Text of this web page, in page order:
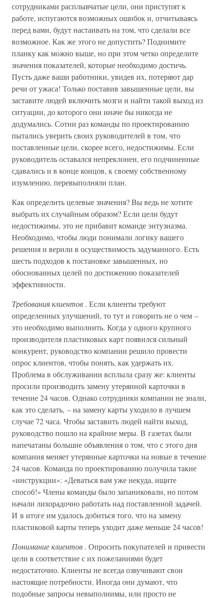
сотрудниками расплывчатые цели, они приступят к
работе, испугаются возможных ошибок и, отчитываясь
перед вами, будут настаивать на том, что сделали все
возможное. Как же этого не допустить? Поднимите
планку как можно выше, но при этом четко определите
значения показателей, которые необходимо достичь.
Пусть даже ваши работники, увидев их, потеряют дар
речи от ужаса! Только поставив завышенные цели, вы
заставите людей включить мозги и найти такой выход из
ситуации, до которого они иначе бы никогда не
додумались. Сотни раз команды по проектированию
пытались уверить своих руководителей в том, что
поставленные цели, скорее всего, недостижимы. Если
руководитель оставался непреклонен, его подчиненные
сдавались и в конце концов, к своему собственному
изумлению, перевыполняли план.
Как определить целевые значения? Вы ведь не хотите
выбрать их случайным образом? Если цели будут
недостижимы, это не прибавит команде энтузиазма.
Необходимо, чтобы люди понимали логику вашего
решения и верили в осуществимость задуманного. Есть
шесть подходов к постановке завышенных, но
обоснованных целей по достижению показателей
эффективности.
Требования клиентов . Если клиенты требуют
определенных улучшений, то тут и говорить не о чем –
это необходимо выполнить. Когда у одного крупного
производителя пластиковых карт появился сильный
конкурент, руководство компании решило провести
опрос клиентов, чтобы понять, как удержать их.
Проблема в обслуживании всплыла сразу же: клиенты
просили производить замену утерянной карточки в
течение 24 часов. Однако сотрудники компании не знали,
как это сделать, – на замену карты уходило в лучшем
случае 72 часа. Чтобы заставить людей найти выход,
руководство пошло на крайние меры. В газетах были
напечатаны большие объявления о том, что с этого дня
компания меняет утерянные карточки на новые в течение
24 часов. Команда по проектированию получила такие
«инструкции»: «Деваться вам уже некуда, ищите
способ!» Члены команды было запаниковали, но потом
начали лихорадочно работать над поставленной задачей.
И в итоге им удалось добиться того, что на замену
пластиковой карты теперь уходит даже меньше 24 часов!
Понимание клиентов . Опросить покупателей и привести
цели в соответствие с их пожеланиями будет
недостаточно. Клиенты не всегда озвучивают свои
настоящие потребности. Иногда они думают, что
подобные запросы невыполнимы, или просто не